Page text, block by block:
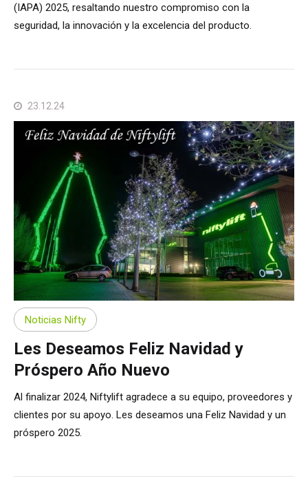
(IAPA) 2025, resaltando nuestro compromiso con la
seguridad, la innovación y la excelencia del producto.
23.12.24
Noticias Nifty
Les Deseamos Feliz Navidad y
Próspero Año Nuevo
Al finalizar 2024, Niftylift agradece a su equipo, proveedores y
clientes por su apoyo. Les deseamos una Feliz Navidad y un
próspero 2025.